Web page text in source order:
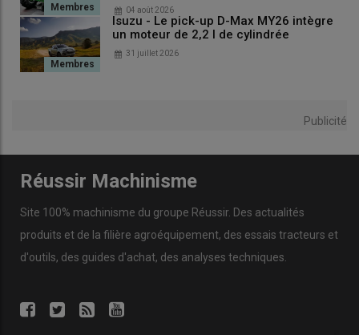
04 août 2026
Isuzu - Le pick-up D-Max MY26 intègre
un moteur de 2,2 l de cylindrée
31 juillet 2026
Publicité
Réussir Machinisme
Site 100% machinisme du groupe Réussir. Des actualités
produits et de la filière agroéquipement, des essais tracteurs et
d'outils, des guides d'achat, des analyses techniques.